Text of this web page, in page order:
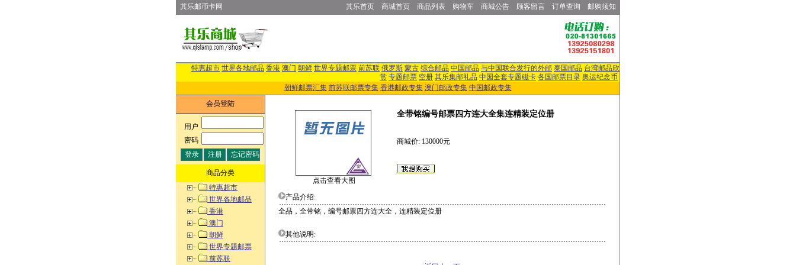
其乐邮币卡网 其乐首页 商城首页 商品列表 购物车 商城公告 顾客留言 订单查询 邮购须知
特惠超市 世界各地邮品 香港 澳门 朝鲜 世界专题邮票 前苏联 俄罗斯 蒙古 综合邮品 中国邮品 与中国联合发行的外邮 泰国邮品 台湾邮品欣
赏 专题邮票 空册 其乐集邮礼品 中国全套专题磁卡 各国邮票目录 奥运纪念币
朝鲜邮票汇集 前苏联邮票专集 香港邮政专集 澳门邮政专集 中国邮政专集
会员登陆
用户:
密码:
商品分类
特惠超市
世界各地邮品
香港
澳门
朝鲜
世界专题邮票
前苏联
点击查看大图
全带铭编号邮票四方连大全集连精装定位册
商城价: 130000元
产品介绍:
全品，全带铭，编号邮票四方连大全，连精装定位册
其他说明: